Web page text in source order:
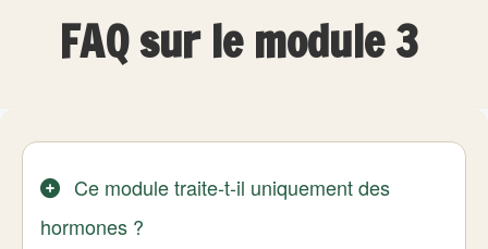
FAQ sur le module 3
Ce module traite-t-il uniquement des
hormones ?